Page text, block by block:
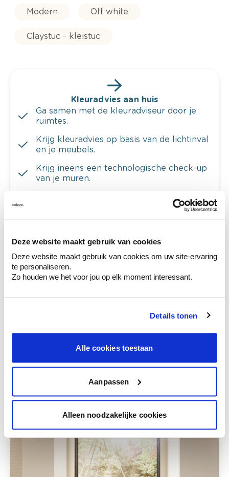
Deze website maakt gebruik van cookies
Deze website maakt gebruik van cookies om uw site-ervaring
te personaliseren.
Zo houden we het voor jou op elk moment interessant.
Details tonen
Alle cookies toestaan
Aanpassen
Alleen noodzakelijke cookies
Modern Off white
Claystuc - kleistuc
Kleuradvies aan huis
Ga samen met de kleuradviseur door je
ruimtes.
Krijg kleuradvies op basis van de lichtinval
en je meubels.
Krijg ineens een technologische check-up
van je muren.
Bekijk je kleur in de winkel
kleurenselectie.
Bekijk er de bijhorende tinten om je kleur
Deze stijlen zijn misschien ook iets voor jou